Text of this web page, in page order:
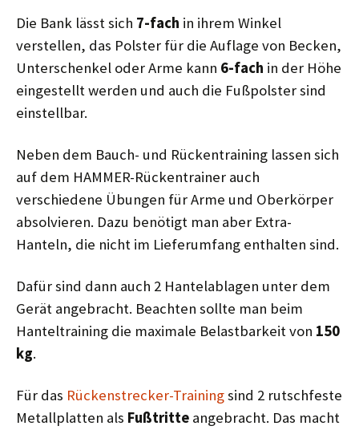
Die Bank lässt sich 7-fach in ihrem Winkel
verstellen, das Polster für die Auflage von Becken,
Unterschenkel oder Arme kann 6-fach in der Höhe
eingestellt werden und auch die Fußpolster sind
einstellbar.
Neben dem Bauch- und Rückentraining lassen sich
auf dem HAMMER-Rückentrainer auch
verschiedene Übungen für Arme und Oberkörper
absolvieren. Dazu benötigt man aber Extra-
Hanteln, die nicht im Lieferumfang enthalten sind.
Dafür sind dann auch 2 Hantelablagen unter dem
Gerät angebracht. Beachten sollte man beim
Hanteltraining die maximale Belastbarkeit von 150
kg.
Für das Rückenstrecker-Trainingsind 2 rutschfeste
Metallplatten als Fußtritte angebracht. Das macht